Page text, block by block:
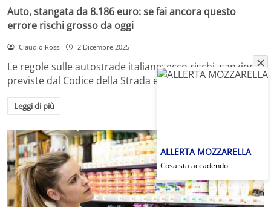
Auto, stangata da 8.186 euro: se fai ancora questo
errore rischi grosso da oggi
Claudio Rossi 2 Dicembre 2025
Le regole sulle autostrade italiane: ecco rischi, sanzioni
previste dal Codice della Strada e come…
Leggi di più
ALLERTA MOZZARELLA
Cosa sta accadendo